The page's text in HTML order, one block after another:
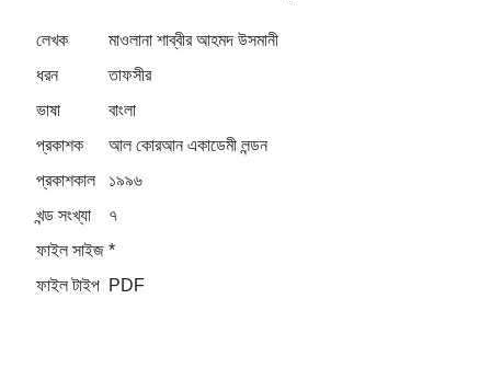
লেখক
মাওলানা শাব্বীর আহমদ উসমানী
ধরন
তাফসীর
ভাষা
বাংলা
প্রকাশক
আল কোরআন একাডেমী লন্ডন
প্রকাশকাল
১৯৯৬
খন্ড সংখ্যা
৭
ফাইল সাইজ *
ফাইল টাইপ PDF